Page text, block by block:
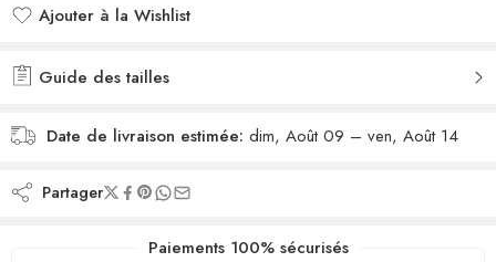
Ajouter à la Wishlist
Guide des tailles
Date de livraison estimée: dim, Août 09 – ven, Août 14
Partager
Paiements 100% sécurisés